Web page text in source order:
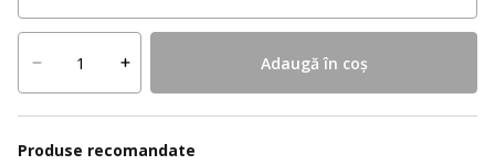
Adaugă în coș
Produse recomandate